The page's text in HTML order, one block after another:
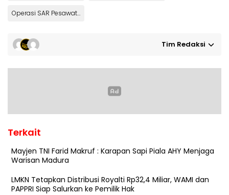
Operasi SAR Pesawat ATR 42-500
Tim Redaksi
Terkait
Mayjen TNI Farid Makruf : Karapan Sapi Piala AHY Menjaga
Warisan Madura
LMKN Tetapkan Distribusi Royalti Rp32,4 Miliar, WAMI dan
PAPPRI Siap Salurkan ke Pemilik Hak